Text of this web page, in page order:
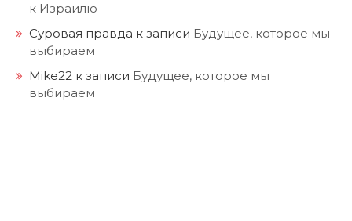
к Израилю
Суровая правда к записи Будущее, которое мы
выбираем
Mike22 к записи Будущее, которое мы
выбираем